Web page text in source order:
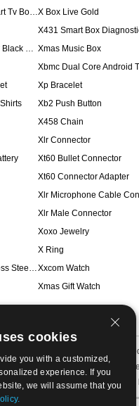
Xbmc Android 4.2 Google Smart Tv Box Dual CoreX Box Live Gold
X431 Smart Box
X3000 Gps Dual Cameras Car Black Box Xmas Music Box
Xbmc Dual Core Android
Xp Bracelet
Xb2 Push Button
X458 Chain
Xlr Connector
Xt60 Bullet Connector
Xt60 Connector Adapter
Xlr Microphone Cable
Xlr Male Connector
Xoxo Jewelry
X Ring
X8 Tank Vaporizer Ecig Stainless Steel Drip TipsXxcom Watch
Xmas Gift Watch
machen, haben wir dieses
Mode fertigen Schmuck
diese Sortiermethode fühlen
cookies
you with a customized,
experience. If you
we will assume that you